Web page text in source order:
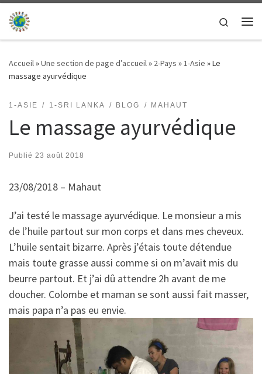
Passer au contenu
Search
Accueil»Une section de page d’accueil» 2-Pays »1-Asie »Le
massage ayurvédique
1-ASIE 1-SRI LANKA BLOG MAHAUT
Le massage ayurvédique
Publié 23 août 2018
23/08/2018 – Mahaut
J’ai testé le massage ayurvédique. Le monsieur a mis
de l’huile partout sur mon corps et dans mes cheveux.
L’huile sentait bizarre. Après j’étais toute détendue
mais toute grasse aussi comme si on m’avait mis du
beurre partout. Et j’ai dû attendre 2h avant de me
doucher. Colombe et maman se sont aussi fait masser,
mais papa n’a pas eu envie.